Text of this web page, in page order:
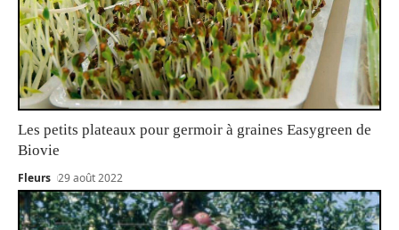
Les petits plateaux pour germoir à graines Easygreen de
Biovie
Fleurs 29 août 2022